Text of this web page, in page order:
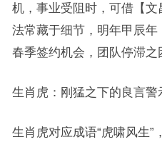
机，事业受阻时，可借【
法常藏于细节，明年甲辰
春季签约机会，团队停滞之
生肖虎：刚猛之下的良言警
生肖虎对应成语“虎啸风生”